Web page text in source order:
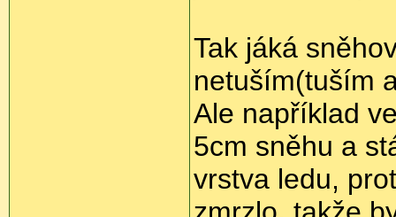
Tak jáká
netuším(tuším
Ale například
5cm sněhu a
vrstva ledu,